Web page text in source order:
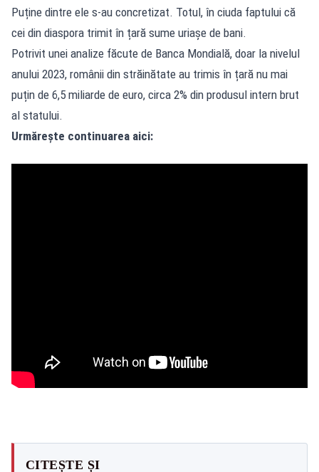
Puține dintre ele s-au concretizat. Totul, în ciuda faptului că
cei din diaspora trimit în țară sume uriașe de bani.
Potrivit unei analize făcute de Banca Mondială, doar la nivelul
anului 2023, românii din străinătate au trimis în țară nu mai
puțin de 6,5 miliarde de euro, circa 2% din produsul intern brut
al statului.
Urmărește continuarea aici:
CITEȘTE ȘI